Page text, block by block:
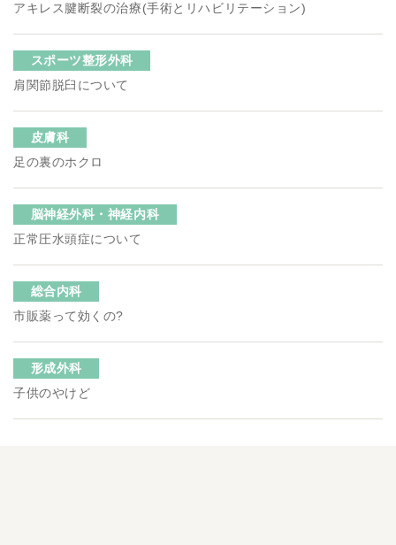
アキレス腱断裂の治療(手術とリハビリテーション)
スポーツ整形外科
肩関節脱臼について
皮膚科
足の裏のホクロ
脳神経外科・神経内科
正常圧水頭症について
総合内科
市販薬って効くの?
形成外科
子供のやけど